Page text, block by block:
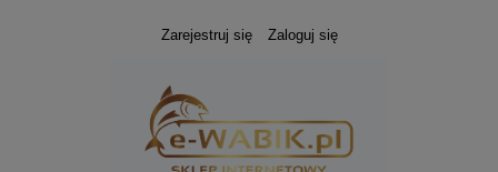
Zarejestruj się Zaloguj się